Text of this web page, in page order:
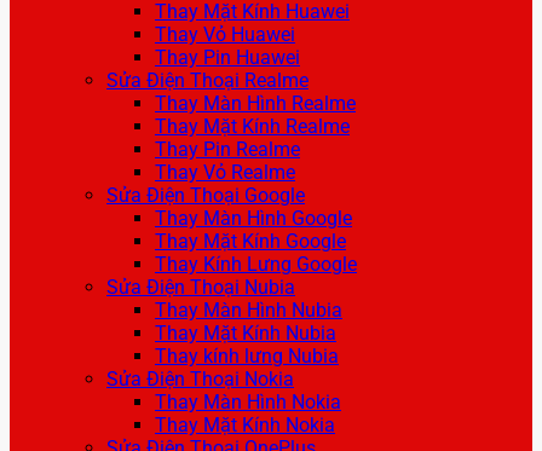
Thay Mặt Kính Huawei
Thay Vỏ Huawei
Thay Pin Huawei
Sửa Điện Thoại Realme
Thay Màn Hình Realme
Thay Mặt Kính Realme
Thay Pin Realme
Thay Vỏ Realme
Sửa Điện Thoại Google
Thay Màn Hình Google
Thay Mặt Kính Google
Thay Kính Lưng Google
Sửa Điện Thoại Nubia
Thay Màn Hình Nubia
Thay Mặt Kính Nubia
Thay kính lưng Nubia
Sửa Điện Thoại Nokia
Thay Màn Hình Nokia
Thay Mặt Kính Nokia